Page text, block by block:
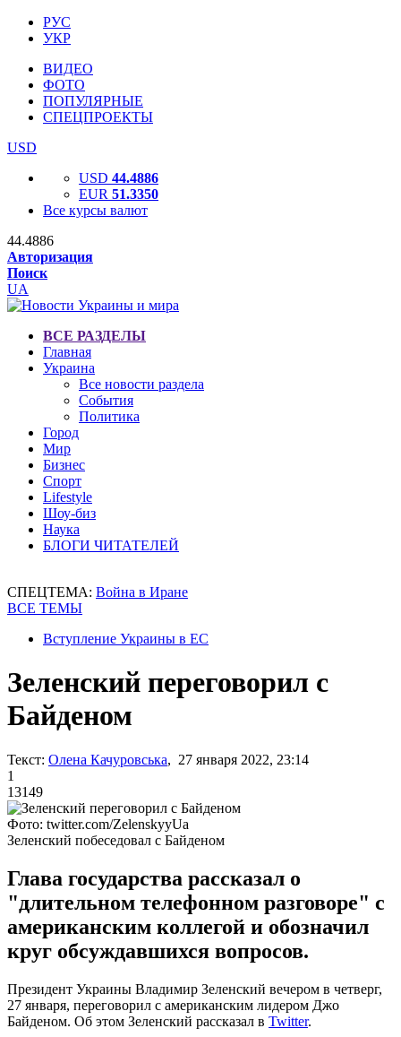
РУС
УКР
ВИДЕО
ФОТО
ПОПУЛЯРНЫЕ
СПЕЦПРОЕКТЫ
USD
USD 44.4886
EUR 51.3350
Все курсы валют
44.4886
Авторизация
Поиск
UA
ВСЕ РАЗДЕЛЫ
Главная
Украина
Все новости раздела
События
Политика
Город
Мир
Бизнес
Спорт
Lifestyle
Шоу-биз
Наука
БЛОГИ ЧИТАТЕЛЕЙ
СПЕЦТЕМА: Война в Иране
ВСЕ ТЕМЫ
Вступление Украины в ЕС
Зеленский переговорил с
Байденом
Текст: Олена Качуровська, 27 января 2022, 23:14
1
13149
Фото: twitter.com/ZelenskyyUa
Зеленский побеседовал с Байденом
Глава государства рассказал о
"длительном телефонном разговоре" с
американским коллегой и обозначил
круг обсуждавшихся вопросов.
Президент Украины Владимир Зеленский вечером в четверг,
27 января, переговорил с американским лидером Джо
Байденом. Об этом Зеленский рассказал в Twitter.